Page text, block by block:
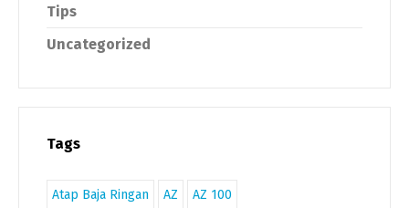
Tips
Uncategorized
Tags
Atap Baja Ringan AZ AZ 100